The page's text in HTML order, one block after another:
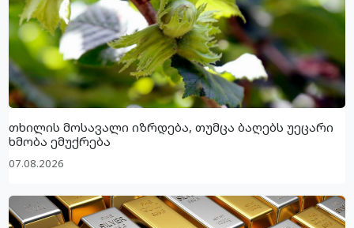
თხილის მოსავალი იზრდება, თუმცა ბაღებს უეცარი
ხმობა ემუქრება
07.08.2026